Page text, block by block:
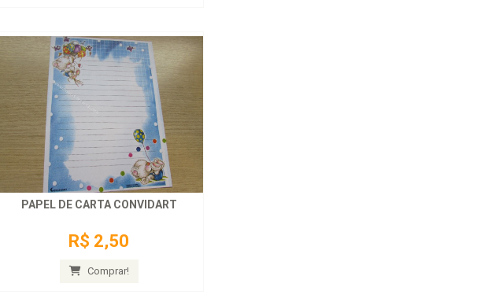
PAPEL DE CARTA CONVIDART
R$ 2,50
Comprar!